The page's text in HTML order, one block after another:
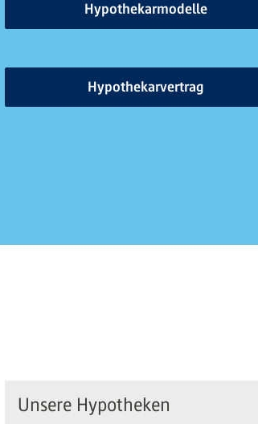
Hypothekarmodelle
Hypothekarvertrag
Unsere Hypotheken